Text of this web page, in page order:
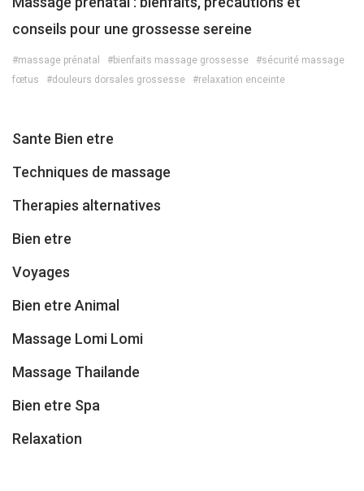
conseils pour une grossesse sereine
#massage prénatal #bienfaits massage grossesse
#sécurité massage
fœtus
#douleurs dorsales grossesse #relaxation enceinte
Sante Bien etre
Techniques de massage
Therapies alternatives
Bien etre
Voyages
Bien etre Animal
Massage Lomi Lomi
Massage Thailande
Bien etre Spa
Relaxation